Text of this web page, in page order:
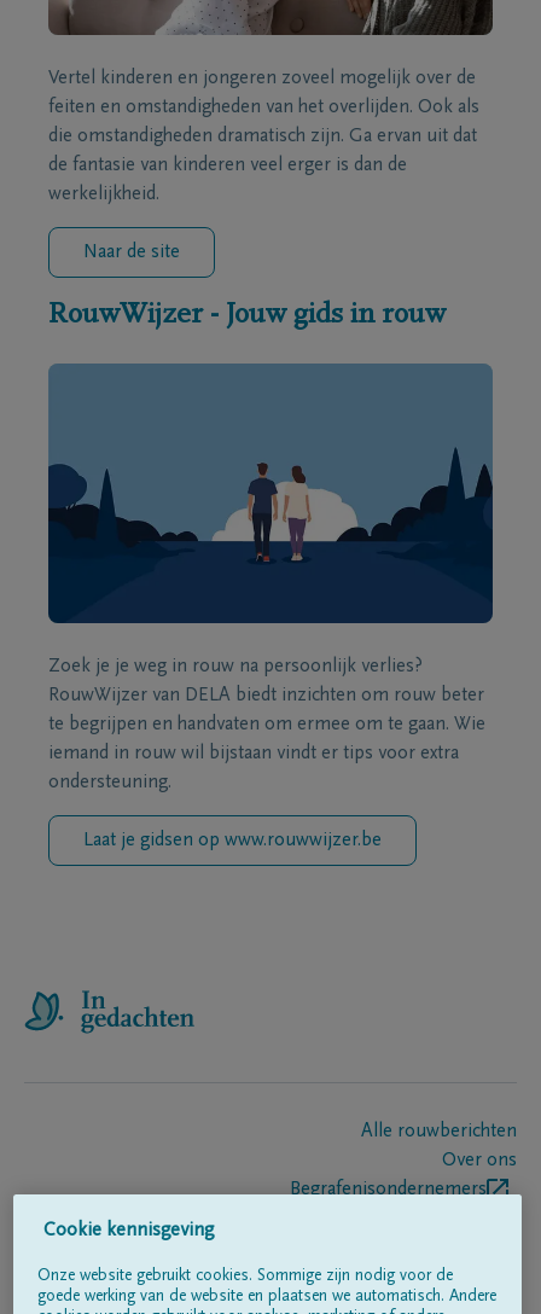
Vertel kinderen en jongeren zoveel mogelijk over de
feiten en omstandigheden van het overlijden. Ook als
die omstandigheden dramatisch zijn. Ga ervan uit dat
de fantasie van kinderen veel erger is dan de
werkelijkheid.
Naar de site
RouwWijzer - Jouw gids in rouw
Zoek je je weg in rouw na persoonlijk verlies?
RouwWijzer van DELA biedt inzichten om rouw beter
te begrijpen en handvaten om ermee om te gaan. Wie
iemand in rouw wil bijstaan vindt er tips voor extra
ondersteuning.
Laat je gidsen op www.rouwwijzer.be
Alle rouwberichten
Over ons
Begrafenisondernemers
Volg ons op
Cookie kennisgeving
Onze website gebruikt cookies. Sommige zijn nodig voor de
goede werking van de website en plaatsen we automatisch. Andere